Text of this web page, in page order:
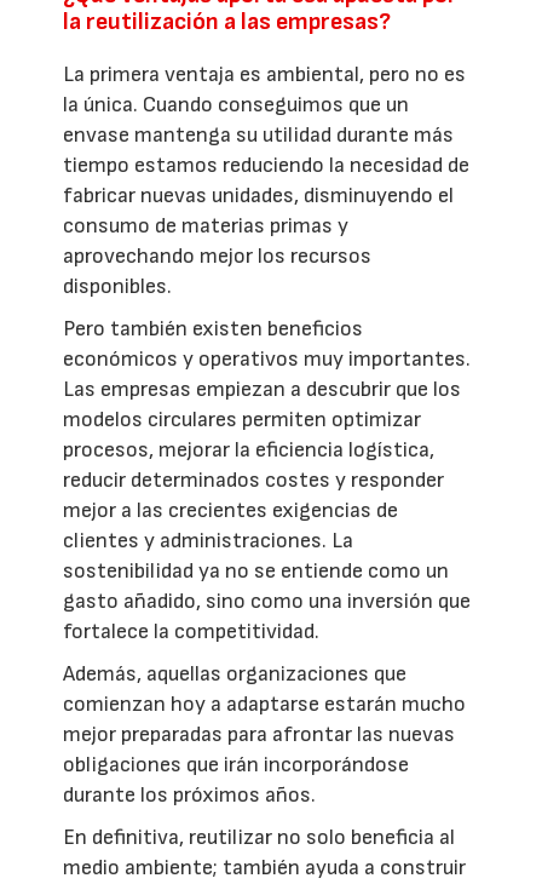
la reutilización a las empresas?
La primera ventaja es ambiental, pero no es
la única. Cuando conseguimos que un
envase mantenga su utilidad durante más
tiempo estamos reduciendo la necesidad de
fabricar nuevas unidades, disminuyendo el
consumo de materias primas y
aprovechando mejor los recursos
disponibles.
Pero también existen beneficios
económicos y operativos muy importantes.
Las empresas empiezan a descubrir que los
modelos circulares permiten optimizar
procesos, mejorar la eficiencia logística,
reducir determinados costes y responder
mejor a las crecientes exigencias de
clientes y administraciones. La
sostenibilidad ya no se entiende como un
gasto añadido, sino como una inversión que
fortalece la competitividad.
Además, aquellas organizaciones que
comienzan hoy a adaptarse estarán mucho
mejor preparadas para afrontar las nuevas
obligaciones que irán incorporándose
durante los próximos años.
En definitiva, reutilizar no solo beneficia al
medio ambiente; también ayuda a construir